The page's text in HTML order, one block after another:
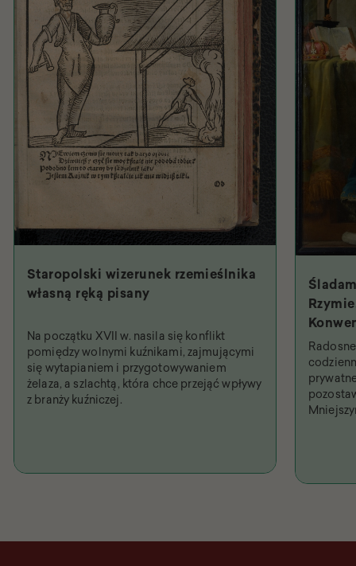
Staropolski wizerunek rzemieślnika
własną ręką pisany
Na początku XVII w. nasila się konflikt
pomiędzy wolnymi kuźnikami, zajmującymi
się wytapianiem i przygotowywaniem
żelaza, a szlachtą, która chce przejąć wpływy
z branży kuźniczej.